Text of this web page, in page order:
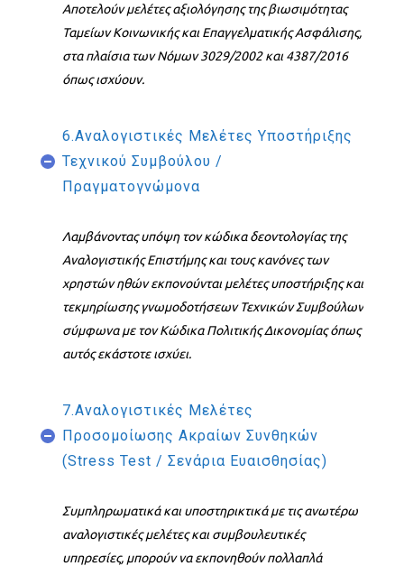
Αποτελούν μελέτες αξιολόγησης της βιωσιμότητας
Ταμείων Κοινωνικής και Επαγγελματικής Ασφάλισης,
στα πλαίσια των Νόμων 3029/2002 και 4387/2016
όπως ισχύουν.
6.Αναλογιστικές Μελέτες Υποστήριξης
Τεχνικού Συμβούλου /
Πραγματογνώμονα
Λαμβάνοντας υπόψη τον κώδικα δεοντολογίας της
Αναλογιστικής Επιστήμης και τους κανόνες των
χρηστών ηθών εκπονούνται μελέτες υποστήριξης και
τεκμηρίωσης γνωμοδοτήσεων Τεχνικών Συμβούλων
σύμφωνα με τον Κώδικα Πολιτικής Δικονομίας όπως
αυτός εκάστοτε ισχύει.
7.Αναλογιστικές Μελέτες
Προσομοίωσης Ακραίων Συνθηκών
(Stress Test / Σενάρια Ευαισθησίας)
Συμπληρωματικά και υποστηρικτικά με τις ανωτέρω
αναλογιστικές μελέτες και συμβουλευτικές
υπηρεσίες, μπορούν να εκπονηθούν πολλαπλά